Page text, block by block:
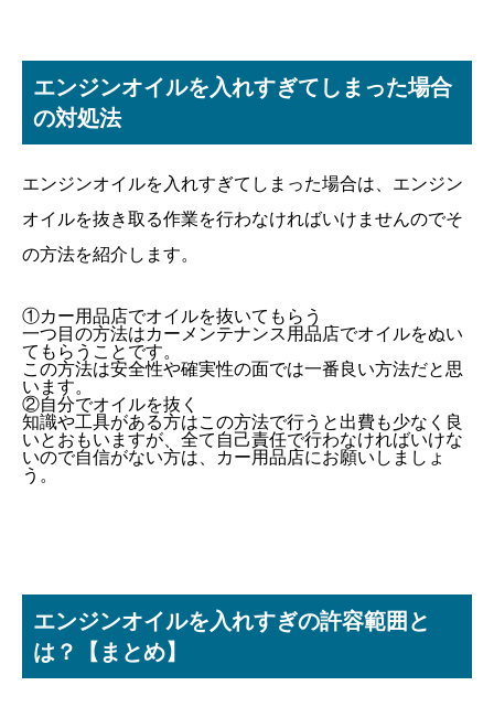
エンジンオイルを入れすぎてしまった場合
の対処法
エンジンオイルを入れすぎてしまった場合は、エンジン
オイルを抜き取る作業を行わなければいけませんのでそ
の方法を紹介します。
①カー用品店でオイルを抜いてもらう
一つ目の方法はカーメンテナンス用品店でオイルをぬい
てもらうことです。
この方法は安全性や確実性の面では一番良い方法だと思
います。
②自分でオイルを抜く
知識や工具がある方はこの方法で行うと出費も少なく良
いとおもいますが、全て自己責任で行わなければいけな
いので自信がない方は、カー用品店にお願いしましょ
う。
エンジンオイルを入れすぎの許容範囲と
は？【まとめ】